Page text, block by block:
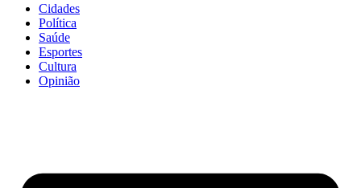
Cidades
Política
Saúde
Esportes
Cultura
Opinião